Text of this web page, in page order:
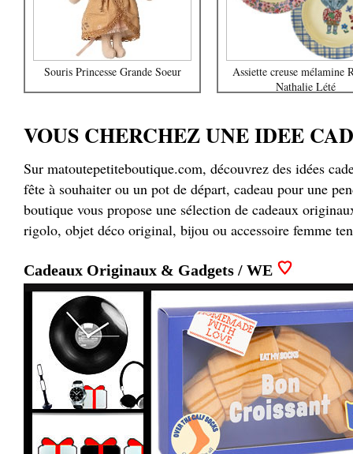
Souris Princesse Grande Soeur
Assiette creuse mélamine
Nathalie Lété
VOUS CHERCHEZ UNE IDEE
Sur matoutepetiteboutique.com, découvrez des idées
fête à souhaiter ou un pot de départ, cadeau pour une
boutique vous propose une sélection de cadeaux
rigolo, objet déco original, bijou ou accessoire femme
Cadeaux Originaux & Gadgets / WE